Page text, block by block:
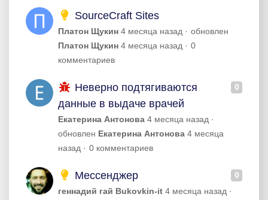
SourceCraft Sites
Платон Щукин 4 месяца назад
обновлен
Платон Щукин 4 месяца назад
0
комментариев
0
Неверно подтягиваются
данные в выдаче врачей
Екатерина Антонова 4 месяца назад
обновлен Екатерина Антонова 4 месяца
назад
0 комментариев
0
Мессенджер
геннадий гай Bukovkin-it 4 месяца назад